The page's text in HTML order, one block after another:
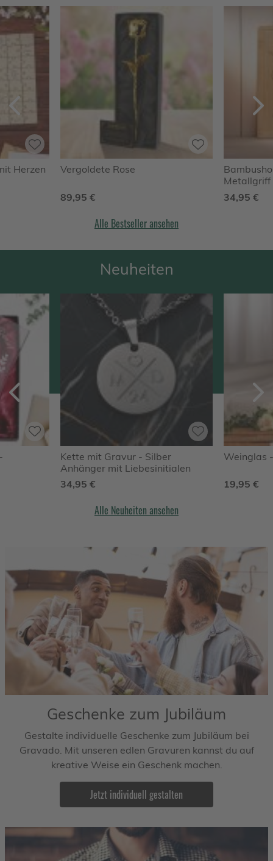
Zurück
Herzen Vergoldete Rose
89,95 €
Metallgriff
Ehe
34,95 €
Alle Bestseller ansehen
Neuheiten
Zurück
Kette mit Gravur - Silber
Anhänger mit Liebesinitialen
34,95 €
Weinglas
19,95 €
Alle Neuheiten ansehen
Geschenke zum Jubiläum
Gestalte individuelle Geschenke zum Jubiläum bei
Gravado. Mit unseren edlen Gravuren kannst du auf
kreative Weise ein Geschenk machen.
Jetzt individuell gestalten